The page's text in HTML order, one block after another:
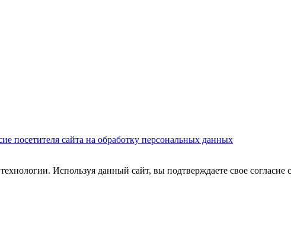
посетителя сайта на обработку персональных данных
Используя данный сайт, вы подтверждаете свое согласие с